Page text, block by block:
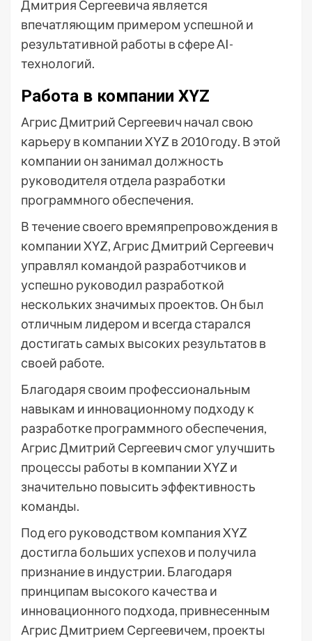
Дмитрия Сергеевича является
впечатляющим примером успешной и
результативной работы в сфере AI-
технологий.
Работа в компании XYZ
Агрис Дмитрий Сергеевич начал свою
карьеру в компании XYZ в 2010 году. В этой
компании он занимал должность
руководителя отдела разработки
программного обеспечения.
В течение своего времяпрепровождения в
компании XYZ, Агрис Дмитрий Сергеевич
управлял командой разработчиков и
успешно руководил разработкой
нескольких значимых проектов. Он был
отличным лидером и всегда старался
достигать самых высоких результатов в
своей работе.
Благодаря своим профессиональным
навыкам и инновационному подходу к
разработке программного обеспечения,
Агрис Дмитрий Сергеевич смог улучшить
процессы работы в компании XYZ и
значительно повысить эффективность
команды.
Под его руководством компания XYZ
достигла больших успехов и получила
признание в индустрии. Благодаря
принципам высокого качества и
инновационного подхода, привнесенным
Агрис Дмитрием Сергеевичем, проекты